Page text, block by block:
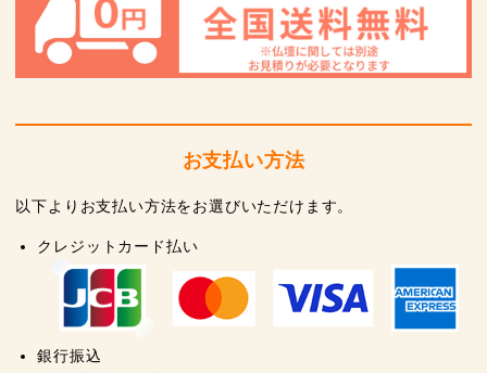
お支払い方法
以下よりお支払い方法をお選びいただけます。
クレジットカード払い
銀行振込